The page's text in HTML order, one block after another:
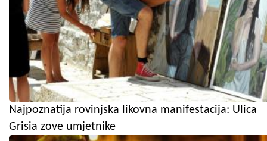
Najpoznatija rovinjska likovna manifestacija: Ulica
Grisia zove umjetnike